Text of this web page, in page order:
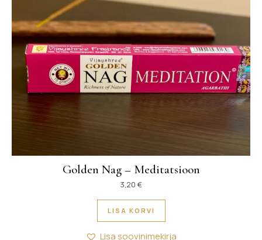
Golden Nag – Meditatsioon
3,20 €
LISA KORVI
Lisa soovinimekirja